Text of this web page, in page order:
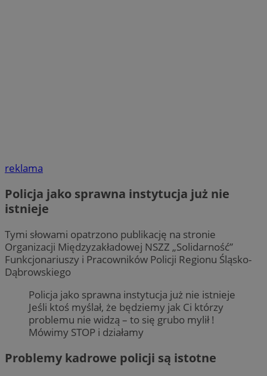
reklama
Policja jako sprawna instytucja już nie
istnieje
Tymi słowami opatrzono publikację na stronie
Organizacji Międzyzakładowej NSZZ „Solidarność”
Funkcjonariuszy i Pracowników Policji Regionu Śląsko-
Dąbrowskiego
Policja jako sprawna instytucja już nie istnieje
Jeśli ktoś myślał, że będziemy jak Ci którzy
problemu nie widzą – to się grubo mylił !
Mówimy STOP i działamy
Problemy kadrowe policji są istotne